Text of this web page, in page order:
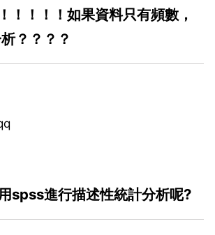
！！！！如果資料只有頻數，
？？？？
spss進行描述性統計分析呢?